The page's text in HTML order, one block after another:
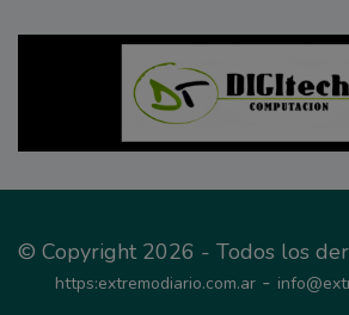
© Copyright 2026 - Todos los
https:extremodiario.com.ar -